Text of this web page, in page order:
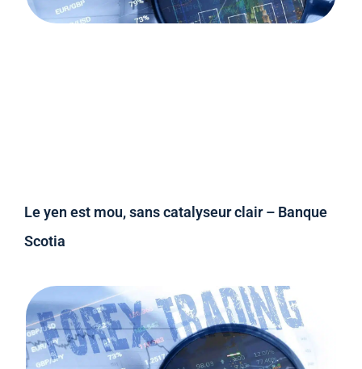
Le yen est mou, sans catalyseur clair – Banque
Scotia